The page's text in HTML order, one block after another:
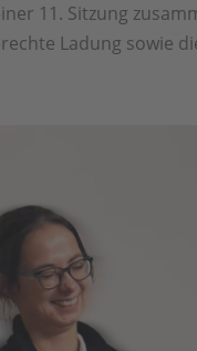
11. Sitzung
Ladung sowie